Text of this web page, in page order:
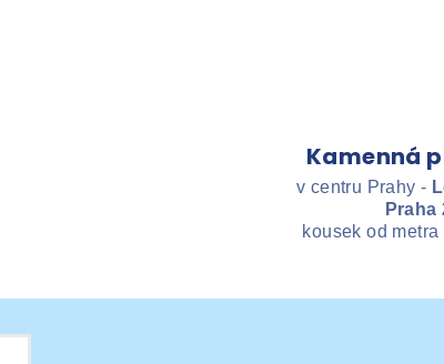
Kamenná
v centru Prahy -
Praha
kousek od metra